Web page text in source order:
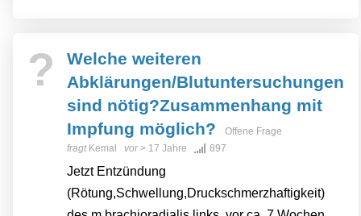
?
Welche weiteren
Abklärungen/Blutuntersuchungen
sind nötig?Zusammenhang mit
Impfung möglich?
Offene Frage
fragt Kemal vor> 17 Jahre 897
Jetzt Entzündung
(Rötung,Schwellung,Druckschmerzhaftigkeit)